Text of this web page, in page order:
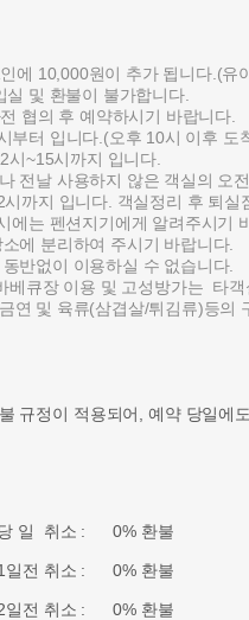
에 10,000원이 추가 됩니다.(
실 및 환불이 불가합니다.
협의 후 예약하시기 바랍니다.
부터 입니다.(오후 10시 이후
시~15시까지 입니다.
전날 사용하지 않은 객실의 오
시까지 입니다. 객실정리 후 퇴
에는 펜션지기에게 알려주시기
에 분리하여 주시기 바랍니다.
반없이 이용하실 수 없습니다.
베큐장 이용 및 고성방가는 타
연 및 육류(삼겹살/튀김류)등의
규정이 적용되어, 예약 당일에
일 취소 : 0% 환불
일전 취소 : 0% 환불
일전 취소 : 0% 환불